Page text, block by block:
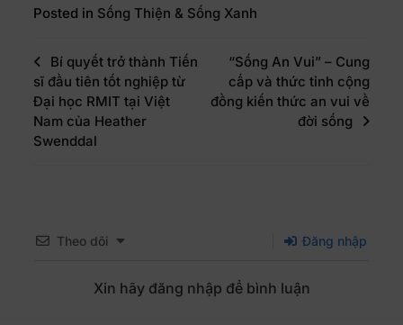
Posted in Sống Thiện & Sống Xanh
Bí quyết trở thành Tiến
sĩ đầu tiên tốt nghiệp từ
Đại học RMIT tại Việt
Nam của Heather
Swenddal
“Sống An Vui” – Cung
cấp và thức tỉnh cộng
đồng kiến thức an vui về
đời sống
Theo dõi Đăng nhập
Xin hãy đăng nhập để bình luận